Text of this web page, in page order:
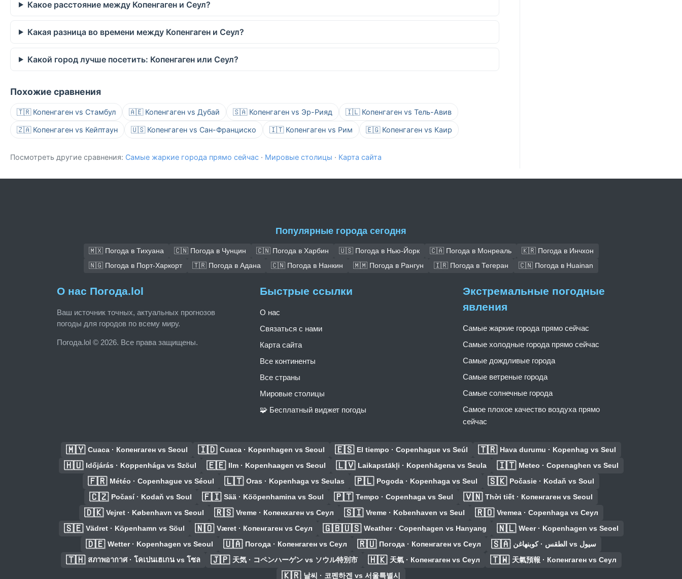
Какое расстояние между Копенгаген и Сеул?
Какая разница во времени между Копенгаген и Сеул?
Какой город лучше посетить: Копенгаген или Сеул?
Похожие сравнения
🇹🇷 Копенгаген vs Стамбул 🇦🇪 Копенгаген vs Дубай 🇸🇦 Копенгаген vs Эр-Рияд 🇮🇱 Копенгаген vs Тель-Авив
🇿🇦 Копенгаген vs Кейптаун 🇺🇸 Копенгаген vs Сан-Франциско 🇮🇹 Копенгаген vs Рим 🇪🇬 Копенгаген vs Каир
Посмотреть другие сравнения: Самые жаркие города прямо сейчас · Мировые столицы · Карта сайта
Популярные города сегодня
🇲🇽 Погода в Тихуана 🇨🇳 Погода в Чунцин 🇨🇳 Погода в Харбин 🇺🇸 Погода в Нью-Йорк 🇨🇦 Погода в Монреаль
🇰🇷 Погода в Инчхон
🇳🇬 Погода в Порт-Харкорт
🇹🇷 Погода в Адана 🇨🇳 Погода в Нанкин 🇲🇲 Погода в Рангун 🇮🇷 Погода в Тегеран 🇨🇳 Погода в Huainan
О нас Погода.lol
Ваш источник точных, актуальных прогнозов
погоды для городов по всему миру.
Погода.lol © 2026. Все права защищены.
Быстрые ссылки
О нас
Связаться с нами
Карта сайта
Все континенты
Все страны
Мировые столицы
🧩 Бесплатный виджет погоды
Экстремальные погодные
явления
Самые жаркие города прямо сейчас
Самые холодные города прямо сейчас
Самые дождливые города
Самые ветреные города
Самые солнечные города
Самое плохое качество воздуха прямо
сейчас
🇲🇾 Cuaca · Копенгаген vs Seoul 🇮🇩 Cuaca · Kopenhagen vs Seoul 🇪🇸 El tiempo · Copenhague vs Seúl 🇹🇷 Hava durumu · Kopenhag vs Seul
🇭🇺 Időjárás · Koppenhága vs Szöul 🇪🇪 Ilm · Kopenhaagen vs Seoul 🇱🇻 Laikapstākļi · Kopenhāgena vs Seula 🇮🇹 Meteo · Copenaghen vs Seul
🇫🇷 Météo · Copenhague vs Séoul 🇱🇹 Oras · Kopenhaga vs Seulas 🇵🇱 Pogoda · Kopenhaga vs Seul 🇸🇰 Počasie · Kodaň vs Soul
🇨🇿 Počasí · Kodaň vs Soul 🇫🇮 Sää · Kööpenhamina vs Soul 🇵🇹 Tempo · Copenhaga vs Seul 🇻🇳 Thời tiết · Копенгаген vs Seoul
🇩🇰 Vejret · København vs Seoul 🇷🇸 Vreme · Копенхаген vs Сеул 🇸🇮 Vreme · Kobenhaven vs Seul 🇷🇴 Vremea · Copenhaga vs Сеул
🇸🇪 Vädret · Köpenhamn vs Söul 🇳🇴 Været · Копенгаген vs Сеул 🇬🇧🇺🇸 Weather · Copenhagen vs Hanyang 🇳🇱 Weer · Kopenhagen vs Seoel
🇩🇪 Wetter · Kopenhagen vs Seoul 🇺🇦 Погода · Копенгаген vs Сеул 🇷🇺 Погода · Копенгаген vs Сеул 🇸🇦 الطقس · كوبنهاغن vs سيول
🇹🇭 สภาพอากาศ · โคเปนเฮเกน vs โซล 🇯🇵 天気 · コペンハーゲン vs ソウル特別市 🇭🇰 天氣 · Копенгаген vs Сеул 🇹🇼 天氣預報 · Копенгаген vs Сеул
🇰🇷 날씨 · 코펜하겐 vs 서울특별시